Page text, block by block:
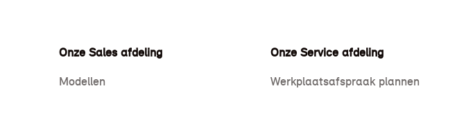
Onze Sales afdeling
Modellen
Onze Service afdeling
Werkplaatsafspraak plannen